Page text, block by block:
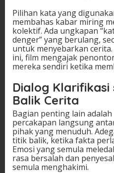
Pilihan kata yang
membahas kabar miring
kolektif. Ada ungkapan
denger” yang berulang,
untuk menyebarkan
ini, film mengajak
mereka sendiri ketika
Dialog Klarifikasi
Balik Cerita
Bagian penting lain
percakapan langsung
pihak yang menuduh.
titik balik, ketika fakta
Emosi yang semula
rasa bersalah dan
semula menghakimi.